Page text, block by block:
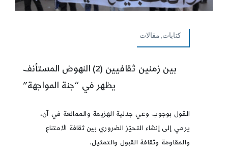
كتابات,مقالات
بين زمنين ثقافيين (2) النهوض المستأنف
يظهر في “جنة المواجهة”
القول بوجوب وعي جدلية الهزيمة والممانعة في آن،
يرمي إلى إنشاء التحيّز الضروري بين ثقافة الامتناع
والمقاومة وثقافة القبول والتمثيل.